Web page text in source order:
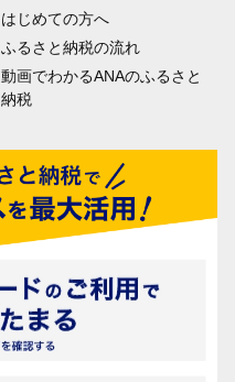
はじめての方へ
ふるさと納税の流れ
動画でわかるANAのふるさと
納税